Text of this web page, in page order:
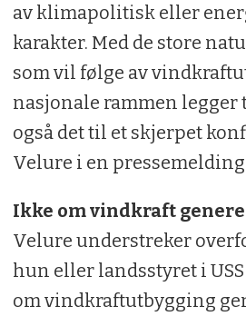
av klimapolitisk eller
karakter. Med de store
som vil følge av
nasjonale rammen legger
også det til et skjerpet
Velure i en
Ikke om vindkraft
Velure understreker
hun eller landsstyret i
om vindkraftutbygging